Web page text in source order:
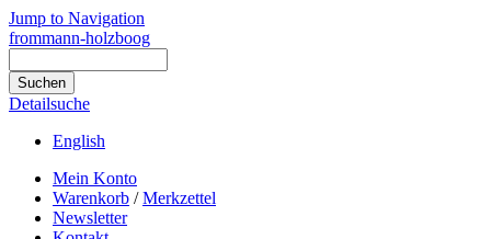
Jump to Navigation
frommann-holzboog
Detailsuche
English
Mein Konto
Warenkorb /Merkzettel
Newsletter